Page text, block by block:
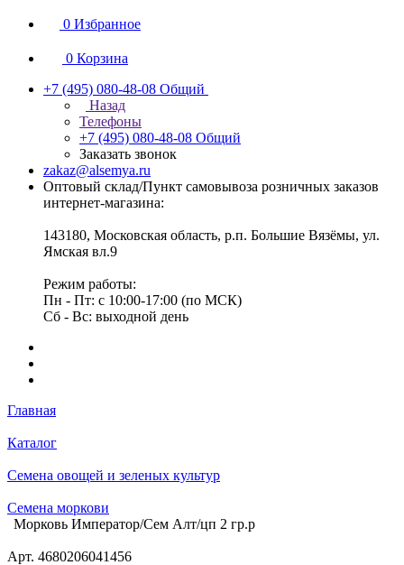
0 Избранное
0 Корзина
+7 (495) 080-48-08 Общий
Назад
Телефоны
+7 (495) 080-48-08 Общий
Заказать звонок
zakaz@alsemya.ru
Оптовый склад/Пункт самовывоза розничных заказов
интернет-магазина:
143180, Московская область, р.п. Большие Вязёмы, ул.
Ямская вл.9
Режим работы:
Пн - Пт: с 10:00-17:00 (по МСК)
Сб - Вс: выходной день
Главная
Каталог
Семена овощей и зеленых культур
Семена моркови
Морковь Император/Сем Алт/цп 2 гр.р
Арт. 4680206041456